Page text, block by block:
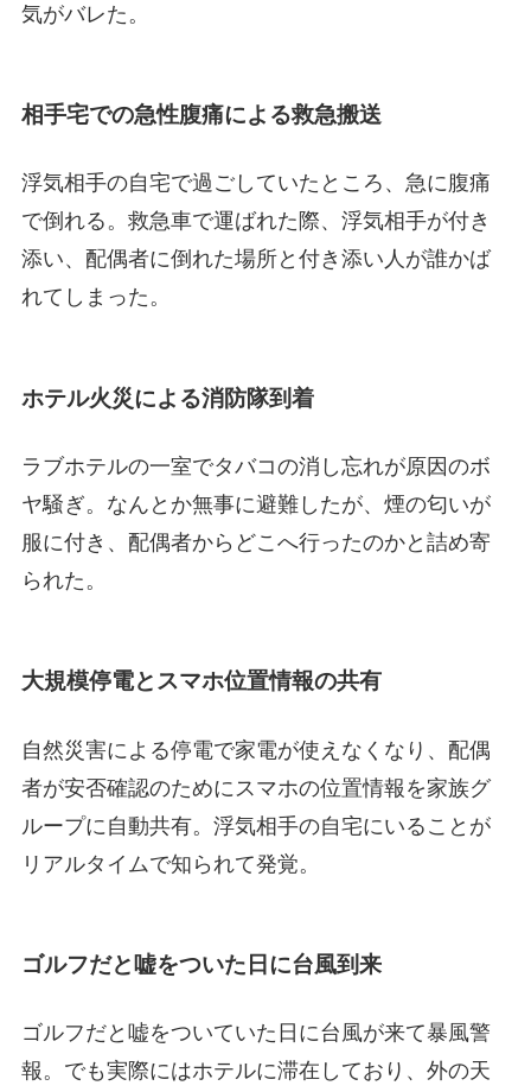
気がバレた。
相手宅での急性腹痛による救急搬送
浮気相手の自宅で過ごしていたところ、急に腹痛
で倒れる。救急車で運ばれた際、浮気相手が付き
添い、配偶者に倒れた場所と付き添い人が誰かば
れてしまった。
ホテル火災による消防隊到着
ラブホテルの一室でタバコの消し忘れが原因のボ
ヤ騒ぎ。なんとか無事に避難したが、煙の匂いが
服に付き、配偶者からどこへ行ったのかと詰め寄
られた。
大規模停電とスマホ位置情報の共有
自然災害による停電で家電が使えなくなり、配偶
者が安否確認のためにスマホの位置情報を家族グ
ループに自動共有。浮気相手の自宅にいることが
リアルタイムで知られて発覚。
ゴルフだと嘘をついた日に台風到来
ゴルフだと嘘をついていた日に台風が来て暴風警
報。でも実際にはホテルに滞在しており、外の天